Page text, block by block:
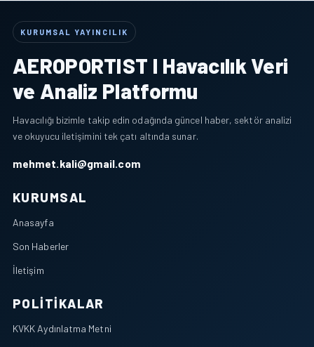
KURUMSAL YAYINCILIK
AEROPORTIST I Havacılık Veri
ve Analiz Platformu
Havacılığı bizimle takip edin odağında güncel haber, sektör analizi
ve okuyucu iletişimini tek çatı altında sunar.
mehmet.kali@gmail.com
KURUMSAL
Anasayfa
Son Haberler
İletişim
POLITIKALAR
KVKK Aydınlatma Metni